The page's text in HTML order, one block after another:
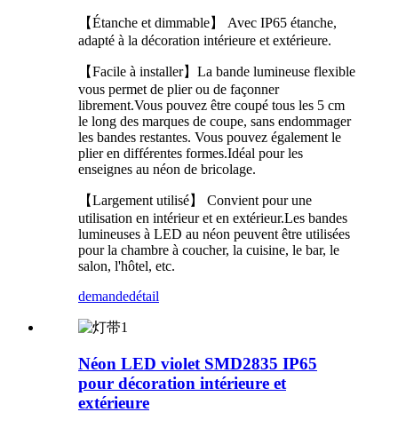
【Étanche et dimmable】 Avec IP65 étanche,
adapté à la décoration intérieure et extérieure.
【Facile à installer】La bande lumineuse flexible
vous permet de plier ou de façonner
librement.Vous pouvez être coupé tous les 5 cm
le long des marques de coupe, sans endommager
les bandes restantes. Vous pouvez également le
plier en différentes formes.Idéal pour les
enseignes au néon de bricolage.
【Largement utilisé】 Convient pour une
utilisation en intérieur et en extérieur.Les bandes
lumineuses à LED au néon peuvent être utilisées
pour la chambre à coucher, la cuisine, le bar, le
salon, l'hôtel, etc.
demandedétail
Néon LED violet SMD2835 IP65
pour décoration intérieure et
extérieure